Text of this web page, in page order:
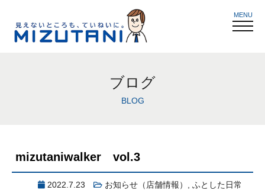
MENU
ブログ
BLOG
mizutaniwalker vol.3
2022.7.23 お知らせ（店舗情報） ,ふとした日常